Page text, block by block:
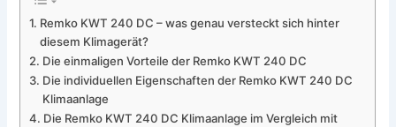
Remko KWT 240 DC – was genau versteckt sich hinter
diesem Klimagerät?
Die einmaligen Vorteile der Remko KWT 240 DC
Die individuellen Eigenschaften der Remko KWT 240 DC
Klimaanlage
Die Remko KWT 240 DC Klimaanlage im Vergleich mit